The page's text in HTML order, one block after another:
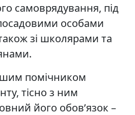
самоврядування, під
особами
зі школярами та
помічником
тісно з ним
його обов’язок –